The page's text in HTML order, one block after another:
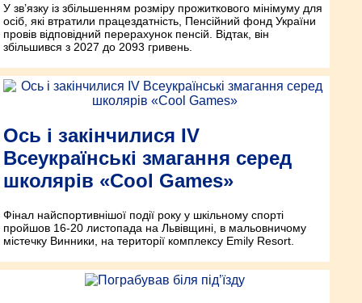
У зв’язку із збільшенням розміру прожиткового мінімуму для
осіб, які втратили працездатність, Пенсійний фонд України
провів відповідний перерахунок пенсій. Відтак, він
збільшився з 2027 до 2093 гривень.
Ось і закінчилися IV
Всеукраїнські змагання серед
школярів «Cool Games»
Фінал найспортивнішої події року у шкільному спорті
пройшов 16-20 листопада на Львівщині, в мальовничому
містечку Винники, на території комплексу Emily Resort.